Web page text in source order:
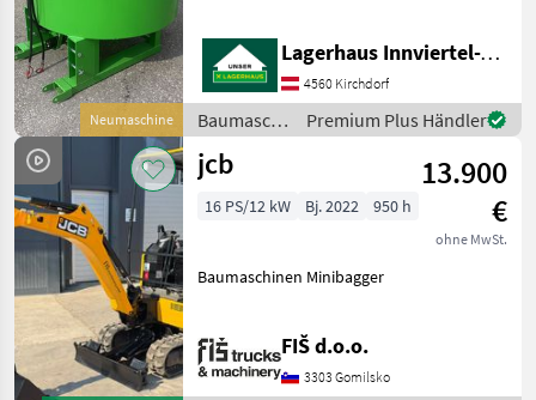
Neumaschine
Stapleraufnahme -
Auslaufschieber hinten und
rechts - Auslaufrutsche -
Sackaufreißer
Lagerhaus Innviertel-Traunviertel-Urfahr eGen, Kirchdorf
4560 Kirchdorf
Baumaschinen
/ Sonstige
Premium Plus Händler
jcb
13.900
€
ohne MwSt.
16 PS/12 kW Bj. 2022 950 h
Baumaschinen Minibagger
FIŠ d.o.o.
3303 Gomilsko